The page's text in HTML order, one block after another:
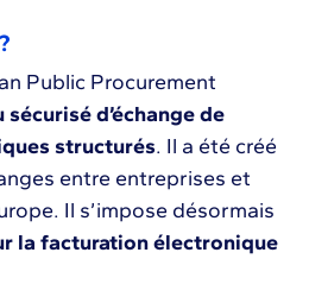
Public Procurement
sécurisé d’échange de
structurés. Il a été créé
entre entreprises et
Il s’impose désormais
la facturation électronique